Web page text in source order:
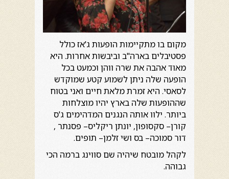
מקום בו מתקיימות הופעות ג'אז כולל
פסטיבלים בארה"ב וביבשות אחרות. היא
מאוד אהבה את שרה ווהן וכמעט בכל
הופעה שלה ניתן לשמוע קטע שמוקדש
לסאסי. היא זמרת מלאת חיים ואני בטוח
שההופעות שלה בארץ יהיו מוצלחות
ביותר. ילוו אותה הנגנים המדהימים ג'ס
קורן– סקסופון, יונתן ריקליס– פסנתר ,
דור סמוכה– בס ושי זלמן– תופים.
לקהל מובטח שיהיה שם סווינג ברמה הכי
גבוהה.